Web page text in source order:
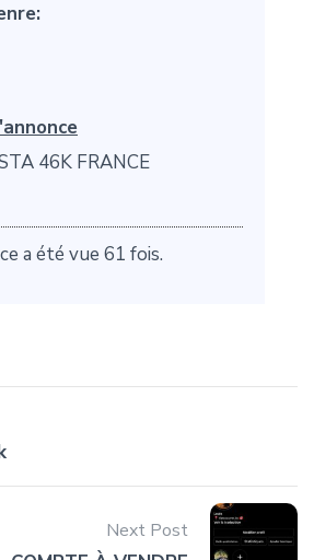
46K FRANCE
a été vue 61 fois.
Next Post